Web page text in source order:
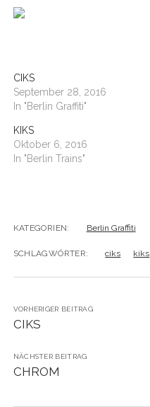
CIKS
September 28, 2016
In "Berlin Graffiti"
KIKS
Oktober 6, 2016
In "Berlin Trains"
KATEGORIEN: Berlin Graffiti
SCHLAGWÖRTER: ciks kiks
VORHERIGER BEITRAG
CIKS
NÄCHSTER BEITRAG
CHROM